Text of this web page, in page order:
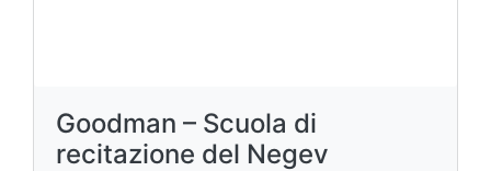
Goodman – Scuola di
recitazione del Negev